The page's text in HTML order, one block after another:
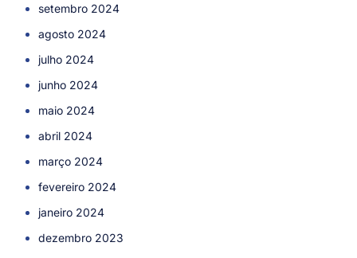
setembro 2024
agosto 2024
julho 2024
junho 2024
maio 2024
abril 2024
março 2024
fevereiro 2024
janeiro 2024
dezembro 2023